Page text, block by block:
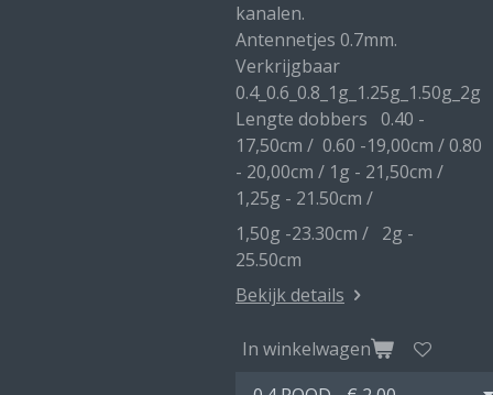
kanalen.
Antennetjes 0.7mm.
Verkrijgbaar
0.4_0.6_0.8_1g_1.25g_1.50g_2g
Lengte dobbers 0.40 -
17,50cm / 0.60 -19,00cm / 0.80
- 20,00cm / 1g - 21,50cm /
1,25g - 21.50cm /
1,50g -23.30cm / 2g -
25.50cm
Bekijk details
In winkelwagen